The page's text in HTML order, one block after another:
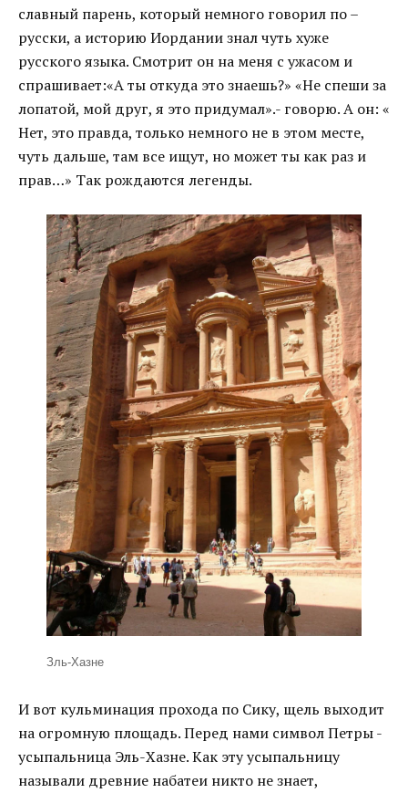
славный парень, который немного говорил по –
русски, а историю Иордании знал чуть хуже
русского языка. Смотрит он на меня с ужасом и
спрашивает:«А ты откуда это знаешь?» «Не спеши за
лопатой, мой друг, я это придумал».- говорю. А он: «
Нет, это правда, только немного не в этом месте,
чуть дальше, там все ищут, но может ты как раз и
прав…» Так рождаются легенды.
Зль-Хазне
И вот кульминация прохода по Сику, щель выходит
на огромную площадь. Перед нами символ Петры -
усыпальница Эль-Хазне. Как эту усыпальницу
называли древние набатеи никто не знает,